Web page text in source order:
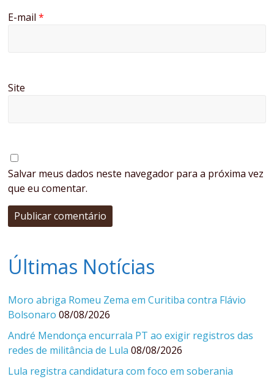
E-mail*
Site
Salvar meus dados neste navegador para a próxima vez
que eu comentar.
Últimas Notícias
Moro abriga Romeu Zema em Curitiba contra Flávio
Bolsonaro 08/08/2026
André Mendonça encurrala PT ao exigir registros das
redes de militância de Lula 08/08/2026
Lula registra candidatura com foco em soberania